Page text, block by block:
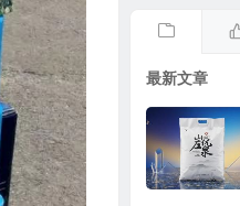
最新文章